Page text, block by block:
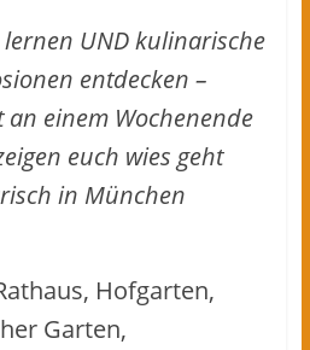
UND kulinarische
entdecken –
einem Wochenende
euch wies geht
in München
Hofgarten,
Garten,